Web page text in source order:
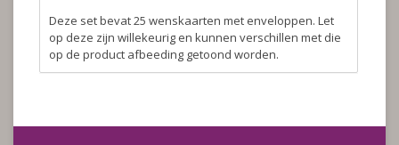
Deze set bevat 25 wenskaarten met enveloppen. Let
op deze zijn willekeurig en kunnen verschillen met die
op de product afbeeding getoond worden.